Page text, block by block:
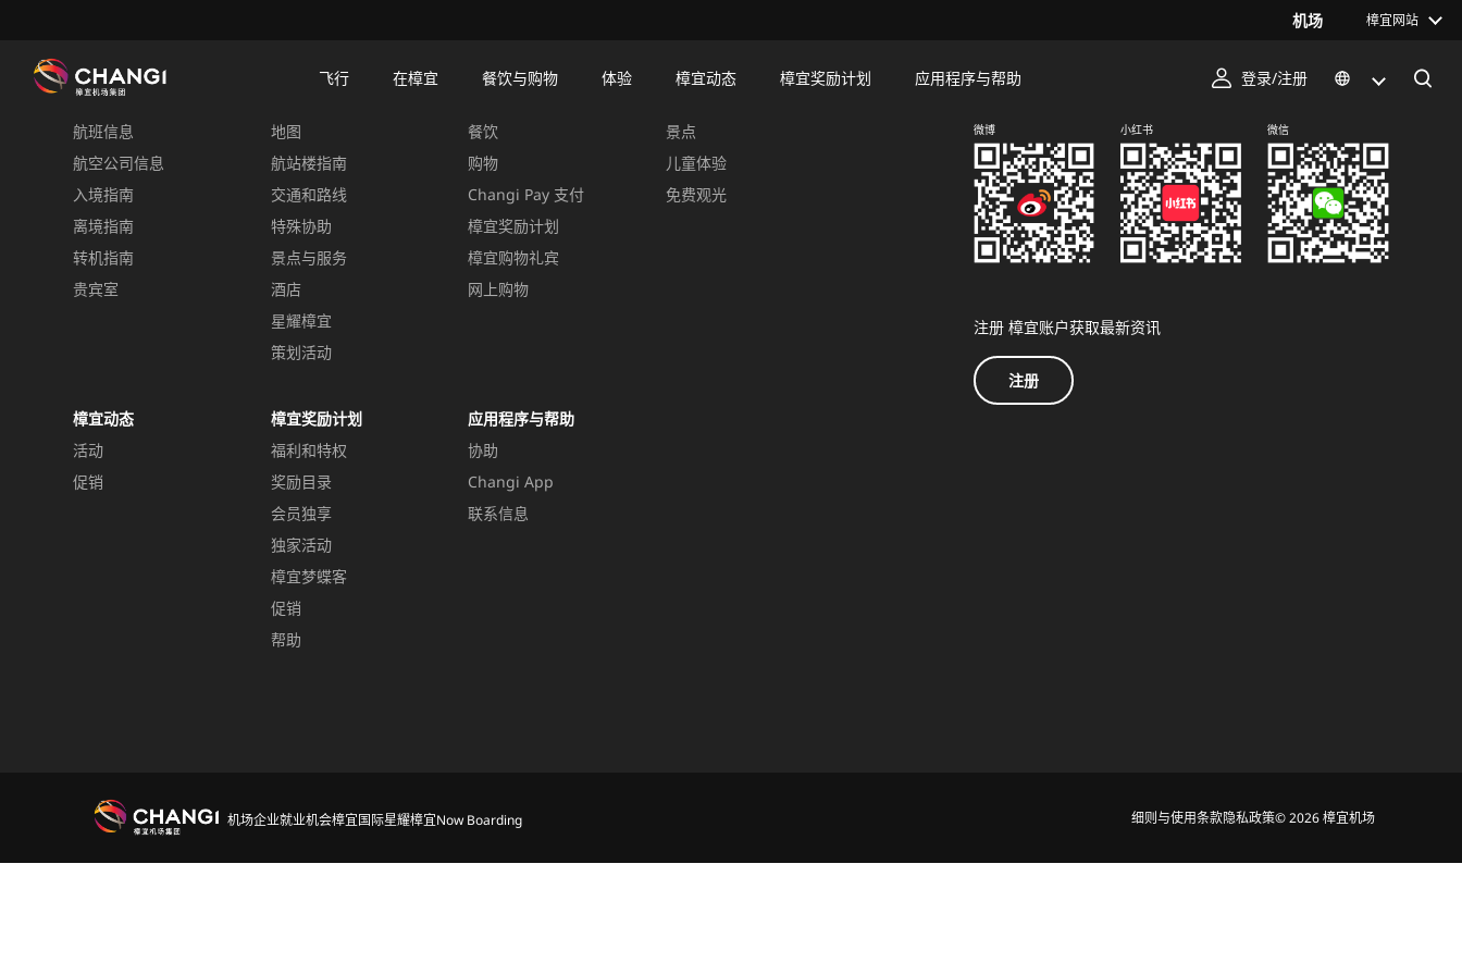
机场 樟宜网站
飞行 在樟宜 餐饮与购物 体验 樟宜动态 樟宜奖励计划 应用程序与帮助 登录/注册
飞行
航班信息
航空公司信息
入境指南
离境指南
转机指南
贵宾室
地图
航站楼指南
交通和路线
特殊协助
景点与服务
酒店
星耀樟宜
策划活动
餐饮
购物
Changi Pay 支付
樟宜奖励计划
樟宜购物礼宾
网上购物
景点
儿童体验
免费观光
樟宜动态
活动
促销
樟宜奖励计划
福利和特权
奖励目录
会员独享
独家活动
樟宜梦蝶客
促销
帮助
应用程序与帮助
协助
Changi App
联系信息
微博 小红书 微信
注册 樟宜账户获取最新资讯
注册
机场企业就业机会樟宜国际星耀樟宜Now Boarding 细则与使用条款隐私政策© 2026 樟宜机场